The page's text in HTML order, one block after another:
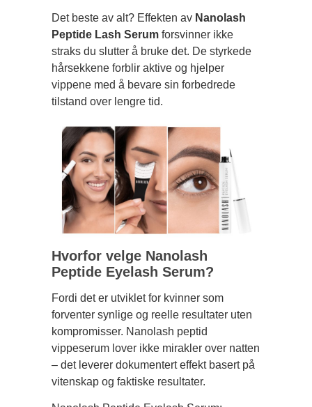
Det beste av alt? Effekten av Nanolash
Peptide Lash Serum forsvinner ikke
straks du slutter å bruke det. De styrkede
hårsekkene forblir aktive og hjelper
vippene med å bevare sin forbedrede
tilstand over lengre tid.
Hvorfor velge Nanolash
Peptide Eyelash Serum?
Fordi det er utviklet for kvinner som
forventer synlige og reelle resultater uten
kompromisser. Nanolash peptid
vippeserum lover ikke mirakler over natten
– det leverer dokumentert effekt basert på
vitenskap og faktiske resultater.